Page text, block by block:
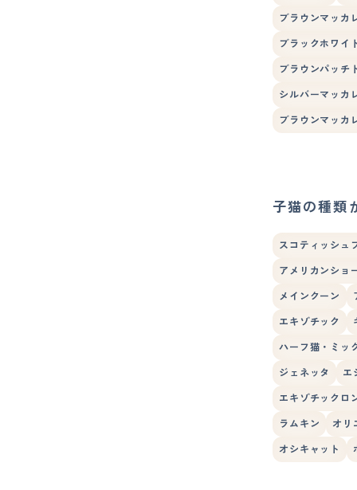
ブラウンマッカ
ブラックホワイ
ブラウンパッチ
シルバーマッカ
ブラウンマッカ
子猫の種類
スコティッシュ
アメリカンショ
メインクーン
エキゾチック
ハーフ猫・ミッ
ジェネッタ エ
エキゾチックロ
ラムキン オリ
オシキャット